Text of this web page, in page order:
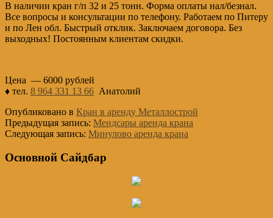
В наличии кран г/п 32 и 25 тонн. Форма оплаты нал/безнал.
Все вопросы и консультации по телефону. Работаем по Питеру
и по Лен обл. Быстрый отклик. Заключаем договора. Без
выходных! Постоянным клиентам скидки.
Цена — 6000 рублей
♦ тел. 8 964 331 13 66 Анатолий
Опубликовано в Кран в аренду Металлострой
Предыдущая запись: Мендсары аренда крана
Следующая запись: Минулово аренда крана
Основной Сайдбар